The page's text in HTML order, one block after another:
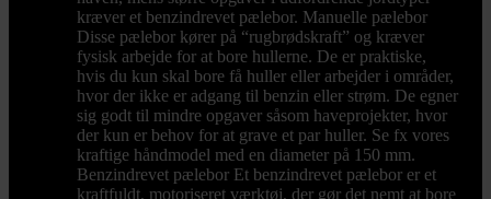
kræver et benzindrevet pælebor. Manuelle pælebor
Disse pælebor kører på “rugbrødskraft” og kræver
fysisk arbejde for at bore hullerne. De er praktiske,
hvis du kun skal bore få huller eller arbejder i områder,
hvor der ikke er adgang til benzin eller strøm. De egner
sig godt til mindre opgaver såsom haveprojekter, hvor
der kun er behov for at grave et par huller. Se fx vores
kraftige håndmodel med en diameter på 150 mm.
Benzindrevet pælebor Et benzindrevet pælebor er et
kraftfuldt, motoriseret værktøj, der gør det nemt at bore